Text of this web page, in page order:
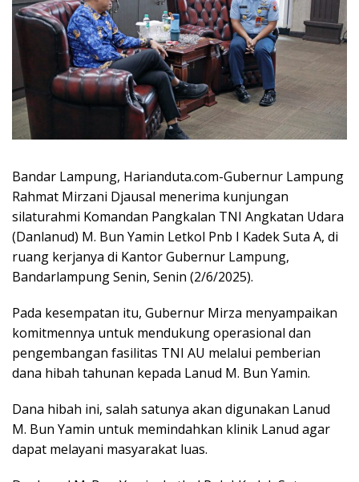
Bandar Lampung, Harianduta.com-Gubernur Lampung
Rahmat Mirzani Djausal menerima kunjungan
silaturahmi Komandan Pangkalan TNI Angkatan Udara
(Danlanud) M. Bun Yamin Letkol Pnb I Kadek Suta A, di
ruang kerjanya di Kantor Gubernur Lampung,
Bandarlampung Senin, Senin (2/6/2025).
Pada kesempatan itu, Gubernur Mirza menyampaikan
komitmennya untuk mendukung operasional dan
pengembangan fasilitas TNI AU melalui pemberian
dana hibah tahunan kepada Lanud M. Bun Yamin.
Dana hibah ini, salah satunya akan digunakan Lanud
M. Bun Yamin untuk memindahkan klinik Lanud agar
dapat melayani masyarakat luas.